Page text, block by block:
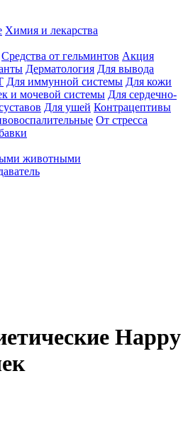
Химия и лекарства
Средства от гельминтов Акция
Дерматология Для вывода
Для иммунной системы Для кожи
и мочевой системы Для сердечно-
Для ушей Контрацептивы
От стресса
животными
Happy